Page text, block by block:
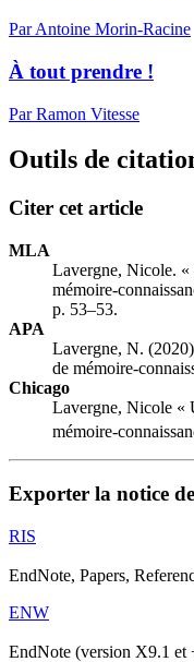
Par Antoine Morin-Racine
À tout prendre !
Par Ramon Vitesse
Outils de
Citer cet article
MLA
Lavergne, Nicole. «
mémoire-
p. 53–53.
APA
Lavergne, N.
de mémoire-
Chicago
Lavergne, Nicole «
mémoire-
Exporter la notice
RIS
EndNote, Papers,
ENW
EndNote (version X9.1 et